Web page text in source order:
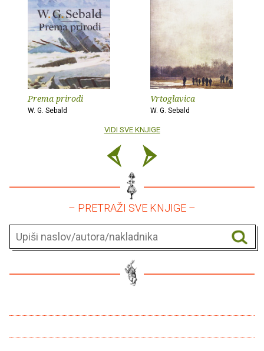
Prema prirodi
W. G. Sebald
Vrtoglavica
W. G. Sebald
VIDI SVE KNJIGE
– PRETRAŽI SVE KNJIGE –